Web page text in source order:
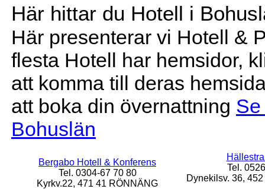
Här hittar du Hotell i
Här presenterar vi Hotell &
flesta Hotell har hemsidor,
att komma till deras
att boka din övernattning
Bohuslän
Bergabo Hotell & Konferens
Tel. 0304-67 70 80
Kyrkv.22, 471 41 RÖNNÄNG
Tel.
Dynekilsv. 36,